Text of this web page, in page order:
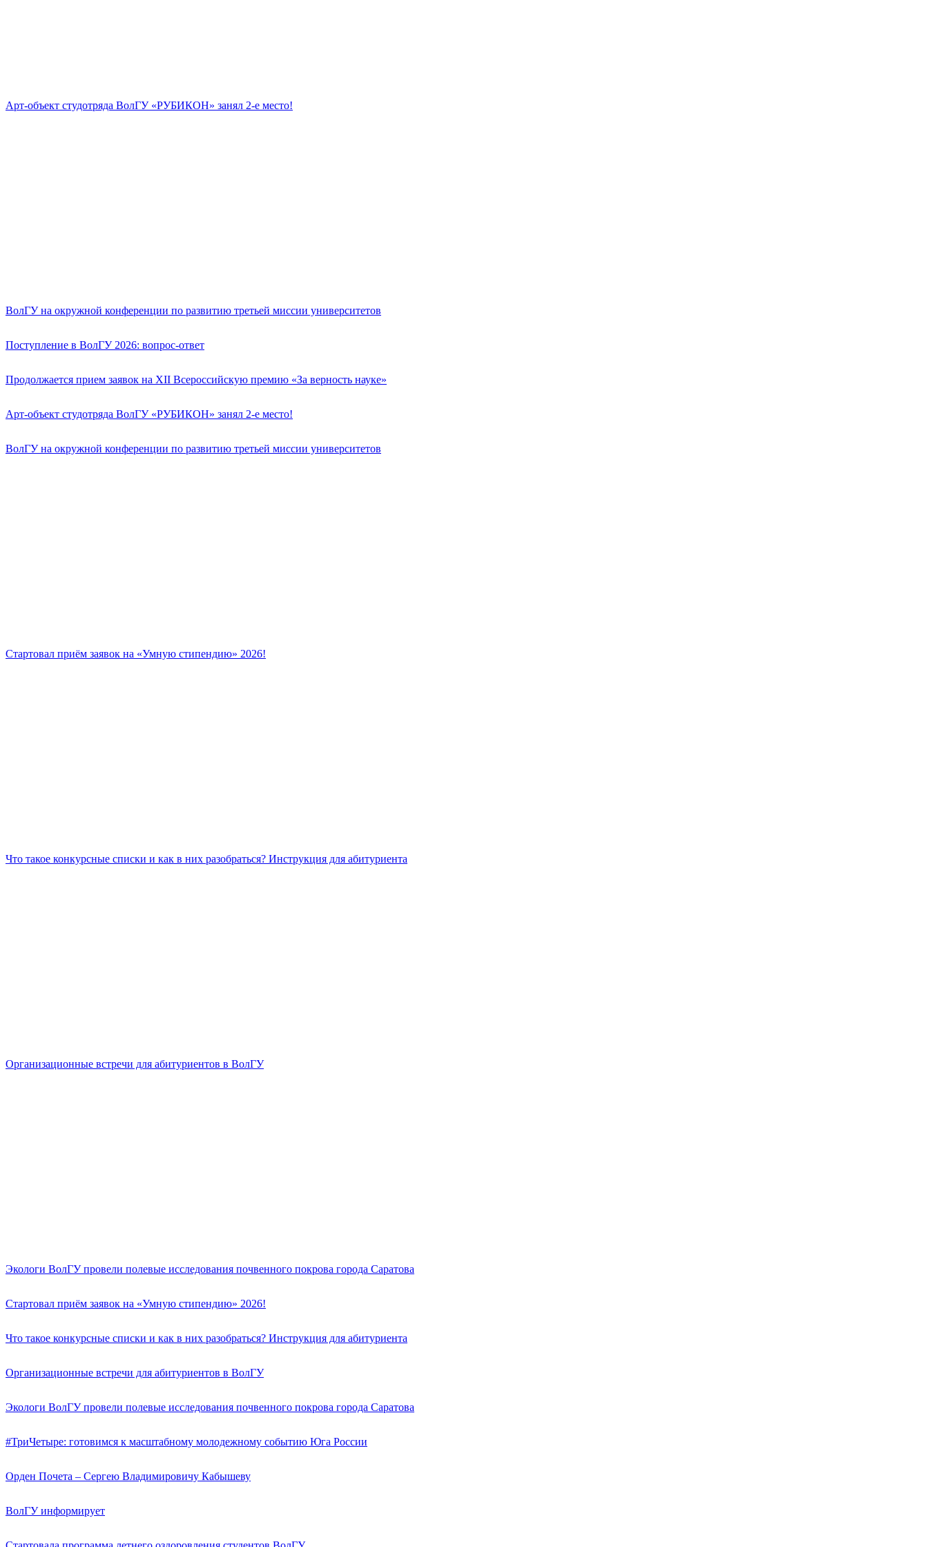
Арт-объект студотряда ВолГУ «РУБИКОН» занял 2-е место!
ВолГУ на окружной конференции по развитию третьей миссии университетов
Поступление в ВолГУ 2026: вопрос-ответ
Продолжается прием заявок на XII Всероссийскую премию «За верность науке»
Арт-объект студотряда ВолГУ «РУБИКОН» занял 2-е место!
ВолГУ на окружной конференции по развитию третьей миссии университетов
Стартовал приём заявок на «Умную стипендию» 2026!
Что такое конкурсные списки и как в них разобраться? Инструкция для абитуриента
Организационные встречи для абитуриентов в ВолГУ
Экологи ВолГУ провели полевые исследования почвенного покрова города Саратова
Стартовал приём заявок на «Умную стипендию» 2026!
Что такое конкурсные списки и как в них разобраться? Инструкция для абитуриента
Организационные встречи для абитуриентов в ВолГУ
Экологи ВолГУ провели полевые исследования почвенного покрова города Саратова
#ТриЧетыре: готовимся к масштабному молодежному событию Юга России
Орден Почета – Сергею Владимировичу Кабышеву
ВолГУ информирует